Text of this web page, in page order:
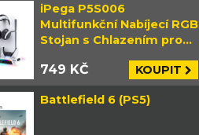
iPega P5S006
Multifunkční Nabíjecí RGB
Stojan s Chlazením pro
749 KČ KOUPIT
Battlefield 6 (PS5)